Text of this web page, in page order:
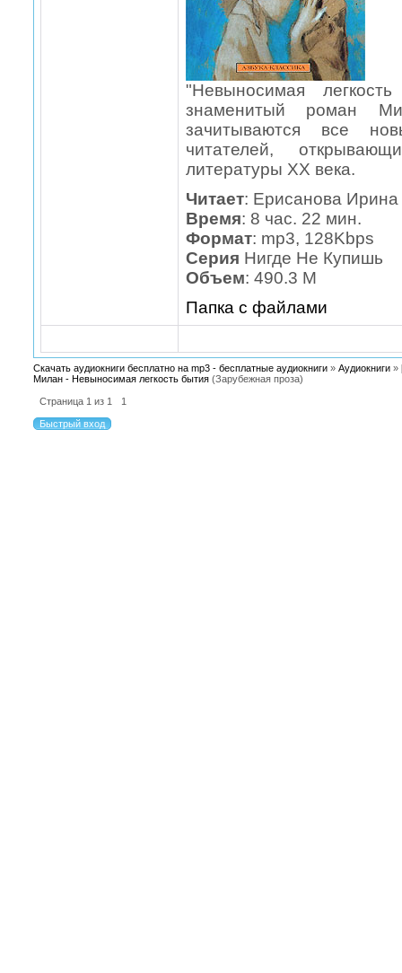
"Невыносимая
знаменитый роман
зачитываются все
читателей,
литературы XX века.
Читает: Ерисанова Ирина
Время: 8 час. 22 мин.
Формат: mp3, 128Kbps
Серия Нигде Не Купишь
Объем: 490.3 М
Папка с файлами
Скачать аудиокниги бесплатно на mp3 - бесплатные аудиокниги » Аудиокниги »
Милан - Невыносимая легкость бытия (Зарубежная проза)
Страница 1 из 1 1